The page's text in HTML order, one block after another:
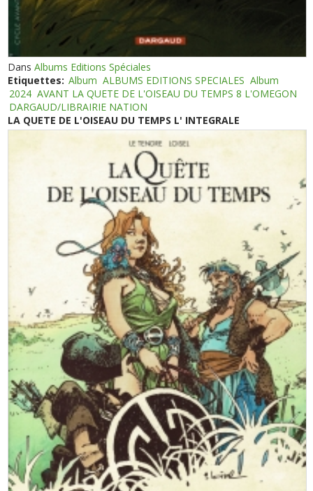
DansAlbums Editions Spéciales
Etiquettes: Album ALBUMS EDITIONS SPECIALES Album
2024 AVANT LA QUETE DE L'OISEAU DU TEMPS 8 L'OMEGON
DARGAUD/LIBRAIRIE NATION
LA QUETE DE L'OISEAU DU TEMPS L' INTEGRALE